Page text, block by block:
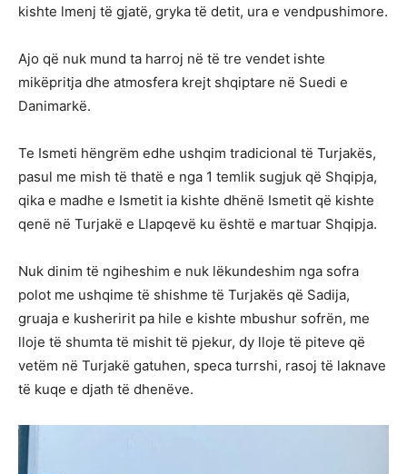
kishte lmenj të gjatë, gryka të detit, ura e vendpushimore.
Ajo që nuk mund ta harroj në të tre vendet ishte
mikëpritja dhe atmosfera krejt shqiptare në Suedi e
Danimarkë.
Te Ismeti hëngrëm edhe ushqim tradicional të Turjakës,
pasul me mish të thatë e nga 1 temlik sugjuk që Shqipja,
qika e madhe e Ismetit ia kishte dhënë Ismetit që kishte
qenë në Turjakë e Llapqevë ku është e martuar Shqipja.
Nuk dinim të ngiheshim e nuk lëkundeshim nga sofra
polot me ushqime të shishme të Turjakës që Sadija,
gruaja e kusheririt pa hile e kishte mbushur sofrën, me
lloje të shumta të mishit të pjekur, dy lloje të piteve që
vetëm në Turjakë gatuhen, speca turrshi, rasoj të laknave
të kuqe e djath të dhenëve.